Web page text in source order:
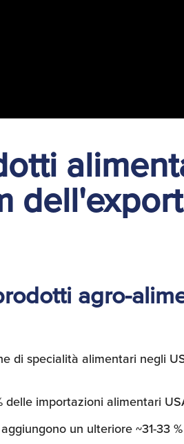
agro-
di specialità alimentari negli
importazioni alimentari
un ulteriore ~31-33